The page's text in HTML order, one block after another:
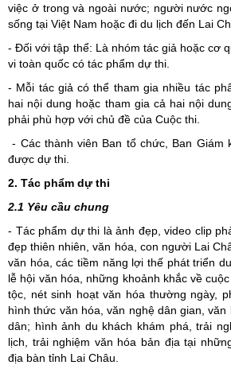
việc ở trong và ngoài nước; người nước
sống tại Việt Nam hoặc đi du lịch đến Lai
- Đối với tập thể: Là nhóm tác giả hoặc cơ
vi toàn quốc có tác phẩm dự thi.
- Mỗi tác giả có thể tham gia nhiều tác
hai nội dung hoặc tham gia cả hai nội
phải phù hợp với chủ đề của Cuộc thi.
- Các thành viên Ban tổ chức, Ban Giám
được dự thi.
2. Tác phẩm dự thi
2.1 Yêu cầu chung
- Tác phẩm dự thi là ảnh đẹp, video clip
đẹp thiên nhiên, văn hóa, con người Lai
văn hóa, các tiềm năng lợi thế phát triển
lễ hội văn hóa, những khoảnh khắc về
tộc, nét sinh hoạt văn hóa thường ngày,
hình thức văn hóa, văn nghệ dân gian,
dân; hình ảnh du khách khám phá, trải
lịch, trải nghiệm văn hóa bản địa tại
địa bàn tỉnh Lai Châu.